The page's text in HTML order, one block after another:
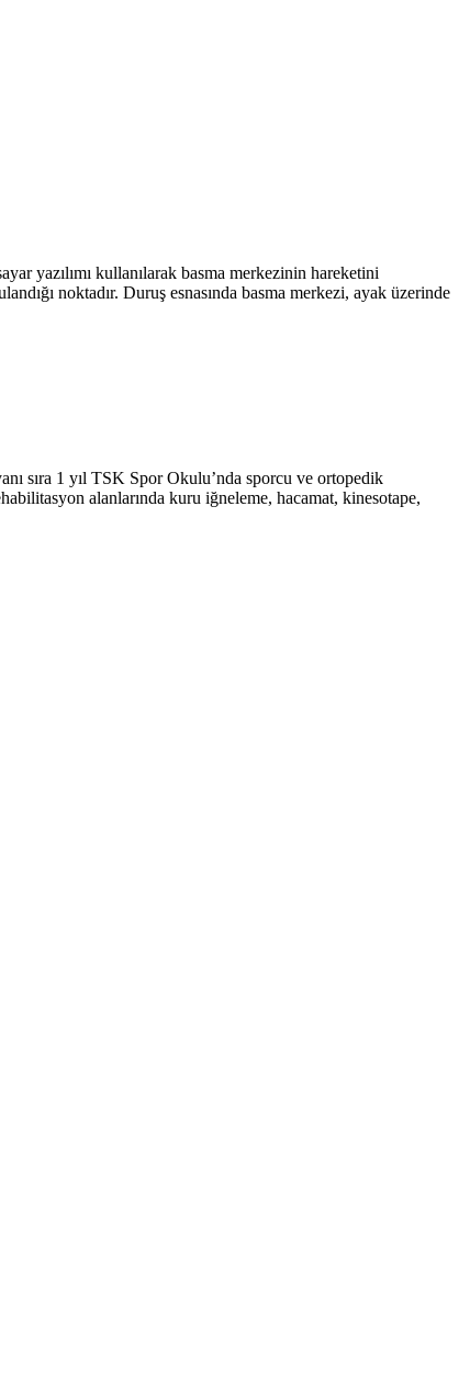
yazılımı kullanılarak basma merkezinin hareketini
noktadır. Duruş esnasında basma merkezi, ayak üzerinde
sıra 1 yıl TSK Spor Okulu’nda sporcu ve ortopedik
alanlarında kuru iğneleme, hacamat, kinesotape,